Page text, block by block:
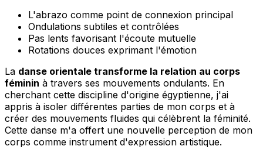
L'abrazo comme point de connexion principal
Ondulations subtiles et contrôlées
Pas lents favorisant l'écoute mutuelle
Rotations douces exprimant l'émotion
La danse orientale transforme la relation au corps
féminin à travers ses mouvements ondulants. En
cherchant cette discipline d'origine égyptienne, j'ai
appris à isoler différentes parties de mon corps et à
créer des mouvements fluides qui célèbrent la féminité.
Cette danse m'a offert une nouvelle perception de mon
corps comme instrument d'expression artistique.